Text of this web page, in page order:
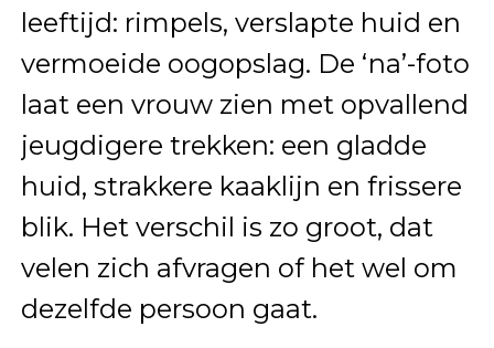
leeftijd: rimpels, verslapte huid en
vermoeide oogopslag. De ‘na’-foto
laat een vrouw zien met opvallend
jeugdigere trekken: een gladde
huid, strakkere kaaklijn en frissere
blik. Het verschil is zo groot, dat
velen zich afvragen of het wel om
dezelfde persoon gaat.